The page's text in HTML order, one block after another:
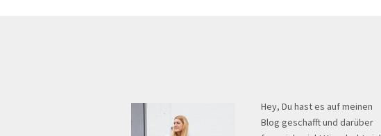
Hey, Du hast es auf meinen
Blog geschafft und darüber